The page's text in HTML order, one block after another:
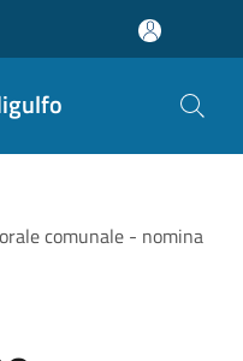
comunale - nomina